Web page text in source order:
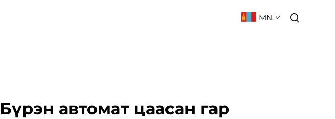
MN
Бүрэн автомат цаасан гар